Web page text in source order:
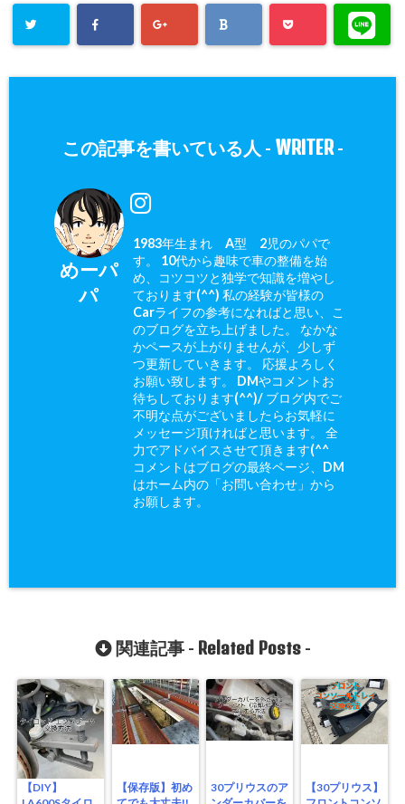
この記事を書いている人 - WRITER-
めーパ
パ
1983年生まれ A型 2児のパパで
す。 10代から趣味で車の整備を始
め、コツコツと独学で知識を増やし
ております(^^) 私の経験が皆様の
Carライフの参考になればと思い、こ
のブログを立ち上げました。 なかな
かペースが上がりませんが、少しず
つ更新していきます。 応援よろしく
お願い致します。 DMやコメントお
待ちしております(^^)/ ブログ内でご
不明な点がございましたらお気軽に
メッセージ頂ければと思います。 全
力でアドバイスさせて頂きます(^^ゞ
コメントはブログの最終ページ、DM
はホーム内の「お問い合わせ」から
お願します。
関連記事 - Related Posts-
【DIY】
【保存版】初め
30プリウスのア
【30プリウス】